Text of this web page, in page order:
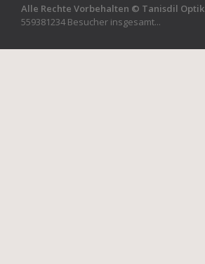
Alle Rechte Vorbehalten © Tanisdil Optik
559381234 Besucher insgesamt...